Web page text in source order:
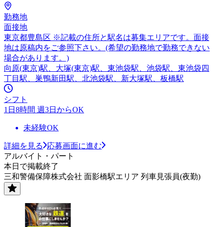
勤務地
面接地
東京都豊島区 ※記載の住所と駅名は募集エリアです。面接
地は原稿内をご参照下さい。(希望の勤務地で勤務できない
場合があります。)
向原(東京)駅、大塚(東京)駅、東池袋駅、池袋駅、東池袋四
丁目駅、巣鴨新田駅、北池袋駅、新大塚駅、板橋駅
シフト
1日8時間 週3日からOK
未経験OK
詳細を見る
応募画面に進む
アルバイト・パート
本日で掲載終了
三和警備保障株式会社 面影橋駅エリア 列車見張員(夜勤)